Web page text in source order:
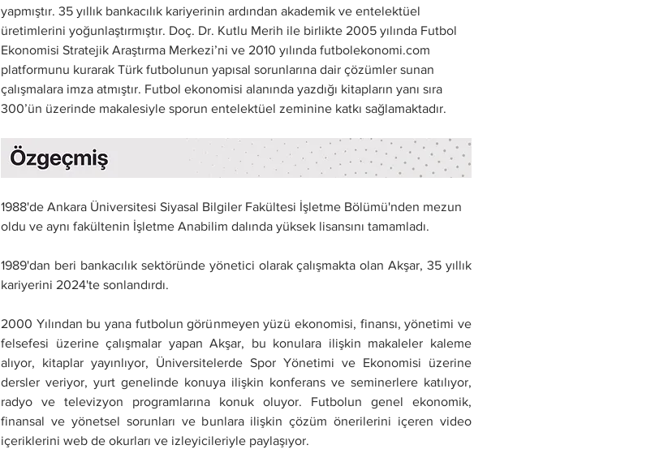
yapmıştır. 35 yıllık bankacılık kariyerinin ardından akademik ve entelektüel
üretimlerini yoğunlaştırmıştır. Doç. Dr. Kutlu Merih ile birlikte 2005 yılında Futbol
Ekonomisi Stratejik Araştırma Merkezi’ni ve 2010 yılında futbolekonomi.com
platformunu kurarak Türk futbolunun yapısal sorunlarına dair çözümler sunan
çalışmalara imza atmıştır. Futbol ekonomisi alanında yazdığı kitapların yanı sıra
300’ün üzerinde makalesiyle sporun entelektüel zeminine katkı sağlamaktadır.
1988'de Ankara Üniversitesi Siyasal Bilgiler Fakültesi İşletme Bölümü'nden mezun
oldu ve aynı fakültenin İşletme Anabilim dalında yüksek lisansını tamamladı.
1989'dan beri bankacılık sektöründe yönetici olarak çalışmakta olan Akşar, 35 yıllık
kariyerini 2024'te sonlandırdı.
2000 Yılından bu yana futbolun görünmeyen yüzü ekonomisi, finansı, yönetimi ve
felsefesi üzerine çalışmalar yapan Akşar, bu konulara ilişkin makaleler kaleme
alıyor, kitaplar yayınlıyor, Üniversitelerde Spor Yönetimi ve Ekonomisi üzerine
dersler veriyor, yurt genelinde konuya ilişkin konferans ve seminerlere katılıyor,
radyo ve televizyon programlarına konuk oluyor. Futbolun genel ekonomik,
finansal ve yönetsel sorunları ve bunlara ilişkin çözüm önerilerini içeren video
içeriklerini web de okurları ve izleyicileriyle paylaşıyor.